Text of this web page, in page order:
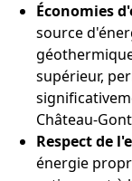
Économies
source
supérieur,
Château-
Respect de
énergie